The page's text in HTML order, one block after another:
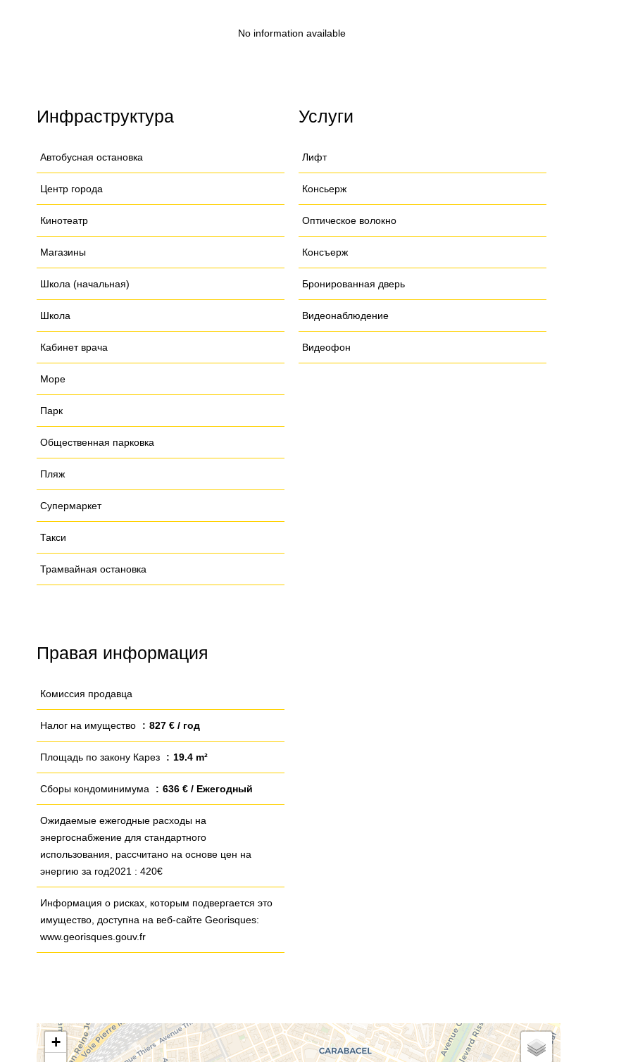
No information available
Инфраструктура
Автобусная остановка
Центр города
Кинотеатр
Магазины
Школа (начальная)
Школа
Кабинет врача
Море
Парк
Общественная парковка
Пляж
Супермаркет
Такси
Трамвайная остановка
Услуги
Лифт
Консьерж
Оптическое волокно
Консъерж
Бронированная дверь
Видеонаблюдение
Видеофон
Правая информация
Комиссия продавца
Налог на имущество 827 € / год
Площадь по закону Карез 19.4 m²
Сборы кондоминимума 636 € / Ежегодный
Ожидаемые ежегодные расходы на
энергоснабжение для стандартного
использования, рассчитано на основе цен на
энергию за год2021 : 420€
Информация о рисках, которым подвергается это
имущество, доступна на веб-сайте Georisques:
www.georisques.gouv.fr
+